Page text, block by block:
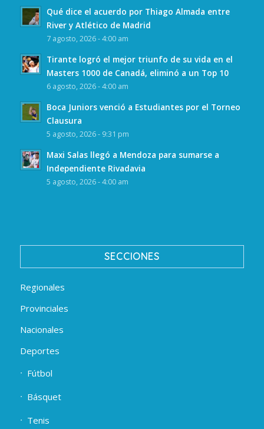
Qué dice el acuerdo por Thiago Almada entre
River y Atlético de Madrid
7 agosto, 2026 - 4:00 am
Tirante logró el mejor triunfo de su vida en el
Masters 1000 de Canadá, eliminó a un Top 10
6 agosto, 2026 - 4:00 am
Boca Juniors venció a Estudiantes por el Torneo
Clausura
5 agosto, 2026 - 9:31 pm
Maxi Salas llegó a Mendoza para sumarse a
Independiente Rivadavia
5 agosto, 2026 - 4:00 am
SECCIONES
Regionales
Provinciales
Nacionales
Deportes
Fútbol
Básquet
Tenis